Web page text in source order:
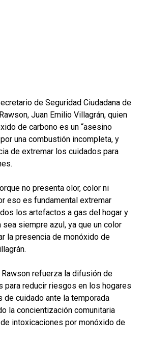
de Seguridad Ciudadana de
Juan Emilio Villagrán, quien
de carbono es un “asesino
una combustión incompleta, y
de extremar los cuidados para
no presenta olor, color ni
eso es fundamental extremar
los artefactos a gas del hogar y
siempre azul, ya que un color
la presencia de monóxido de
refuerza la difusión de
para reducir riesgos en los hogares
de cuidado ante la temporada
la concientización comunitaria
intoxicaciones por monóxido de